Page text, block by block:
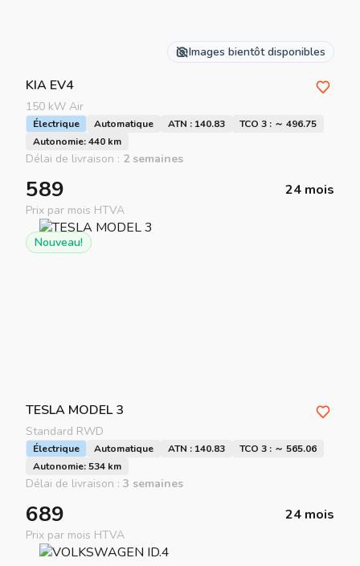
Images bientôt disponibles
KIA EV4
150 kW Air
Électrique Automatique ATN : 140.83
TCO 3 : ～ 496.75
Autonomie: 440 km
Délai de livraison : 2 semaines
589 24 mois
Prix par mois HTVA
Nouveau!
TESLA MODEL 3
Standard RWD
Électrique Automatique ATN : 140.83
TCO 3 : ～ 565.06
Autonomie: 534 km
Délai de livraison : 3 semaines
689 24 mois
Prix par mois HTVA